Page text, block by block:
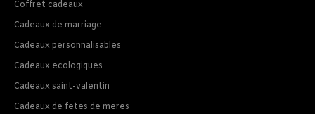
Coffret cadeaux
Cadeaux de marriage
Cadeaux personnalisables
Cadeaux ecologiques
Cadeaux saint-valentin
Cadeaux de fetes de meres